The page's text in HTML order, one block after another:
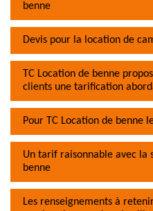
benne
Devis pour la location de
TC Location de benne
clients une tarification
Pour TC Location de benne
Un tarif raisonnable avec la
benne
Les renseignements à